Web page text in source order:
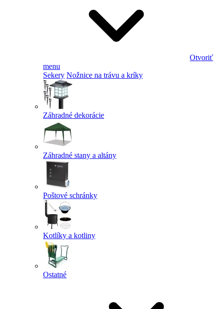
Otvoriť
menu
Sekery Nožnice na trávu a kríky
Záhradné dekorácie
Záhradné stany a altány
Poštové schránky
Kotlíky a kotliny
Ostatné